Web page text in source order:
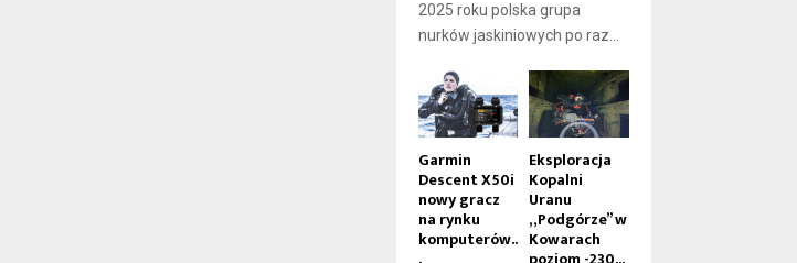
2025 roku polska grupa
nurków jaskiniowych po raz...
Garmin
Descent X50i
nowy gracz
na rynku
komputerów..
Eksploracja
Kopalni
Uranu
„Podgórze” w
Kowarach